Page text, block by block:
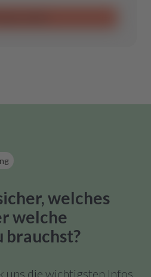
welches
welche
brauchst?
uns die wichtigsten Infos